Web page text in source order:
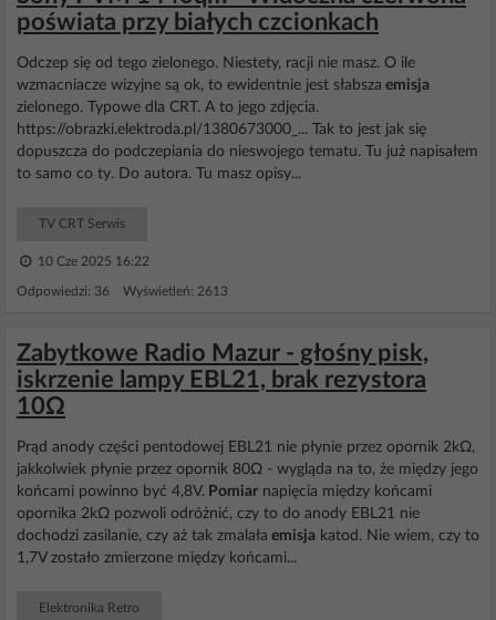
poświata przy białych czcionkach
Odczep się od tego zielonego. Niestety, racji nie masz. O ile
wzmacniacze wizyjne są ok, to ewidentnie jest słabsza emisja
zielonego. Typowe dla CRT. A to jego zdjęcia.
https://obrazki.elektroda.pl/1380673000_... Tak to jest jak się
dopuszcza do podczepiania do nieswojego tematu. Tu już napisałem
to samo co ty. Do autora. Tu masz opisy...
TV CRT Serwis
10 Cze 2025 16:22
Odpowiedzi: 36 Wyświetleń: 2613
Zabytkowe Radio Mazur - głośny pisk,
iskrzenie lampy EBL21, brak rezystora
10Ω
Prąd anody części pentodowej EBL21 nie płynie przez opornik 2kΩ,
jakkolwiek płynie przez opornik 80Ω - wygląda na to, że między jego
końcami powinno być 4,8V. Pomiar napięcia między końcami
opornika 2kΩ pozwoli odróżnić, czy to do anody EBL21 nie
dochodzi zasilanie, czy aż tak zmalała emisja katod. Nie wiem, czy to
1,7V zostało zmierzone między końcami...
Elektronika Retro